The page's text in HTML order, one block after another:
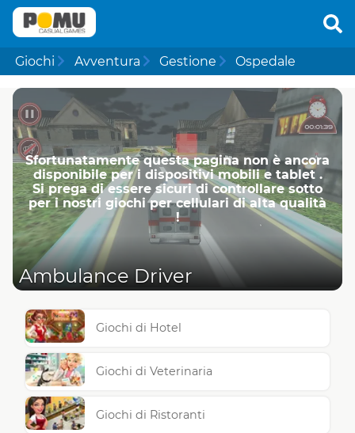
Giochi Avventura Gestione Ospedale
Sfortunatamente questa pagina non è ancora
disponibile per i dispositivi mobili e tablet .
Si prega di essere sicuri di controllare sotto
per i nostri giochi per cellulari di alta qualità
!
Ambulance Driver
Giochi di Hotel
Giochi di Veterinaria
Giochi di Ristoranti